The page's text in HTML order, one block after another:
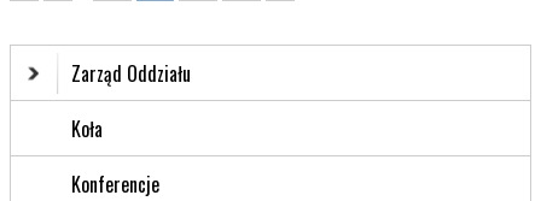
Zarząd Oddziału
Koła
Konferencje